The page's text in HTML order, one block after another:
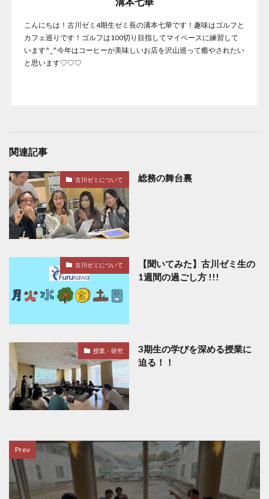
こんにちは！古川ゼミ4期生ゼミ長の溝本七華です！趣味はゴルフと
カフェ巡りです！ゴルフは100切り目指してマイペースに練習して
います^_^今年はコーヒーが美味しいお店を沢山巡って癒やされたい
と思います♡♡♡
関連記事
古川ゼミについて 総務の舞台裏
古川ゼミについて
【聞いてみた】古川ゼミ生の
1週間の過ごし方 !!!
授業・研究
3期生の学びを深める授業に
迫る！！
Prev